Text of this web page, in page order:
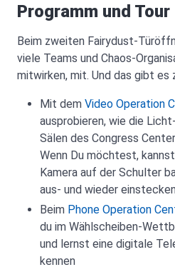
Programm und Tour
Beim zweiten Fairydust-
viele Teams und Chaos-
mitwirken, mit. Und das gibt es
Mit dem Video Operation
ausprobieren, wie die
Sälen des Congress
Wenn Du möchtest,
Kamera auf der Schulter
aus- und wieder
Beim Phone Operation
du im Wählscheiben-
und lernst eine digitale
kennen